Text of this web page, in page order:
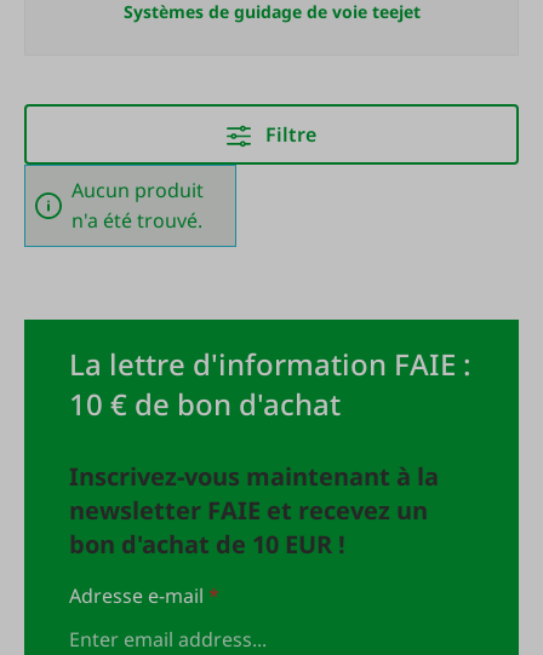
Systèmes de guidage de voie teejet
Filtre
Aucun produit
n'a été trouvé.
La lettre d'information FAIE :
10 € de bon d'achat
Inscrivez-vous maintenant à la
newsletter FAIE et recevez un
bon d'achat de 10 EUR !
Adresse e-mail*